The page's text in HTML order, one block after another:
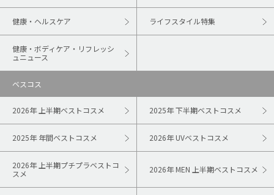
健康・ヘルスケア ライフスタイル特集
健康・ボディケア・リフレッシ
ュニュース
ベスコス
2026年 上半期ベストコスメ 2025年 下半期ベストコスメ
2025年 年間ベストコスメ 2026年 UVベストコスメ
2026年 上半期プチプラベストコ
スメ
2026年 MEN 上半期ベストコスメ